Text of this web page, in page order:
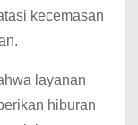
kecemasan
layanan
hiburan